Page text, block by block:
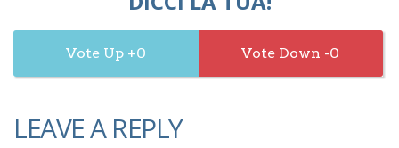
0 0
LEAVE A REPLY